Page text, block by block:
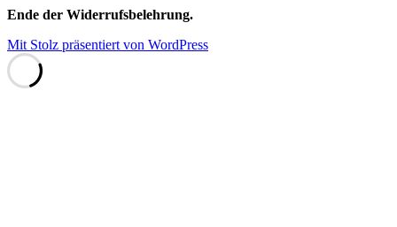
Ende der Widerrufsbelehrung.
Mit Stolz präsentiert von WordPress